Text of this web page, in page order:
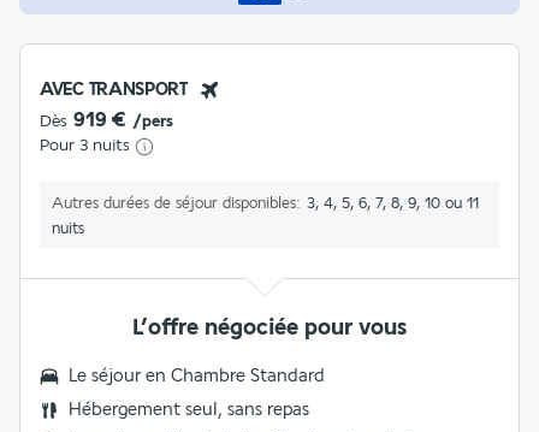
AVEC TRANSPORT
Dès 919 € /pers
Pour 3 nuits
Autres durées de séjour disponibles
3, 4, 5, 6, 7, 8, 9, 10 ou 11
nuits
L’offre négociée pour vous
Le séjour en Chambre Standard
Hébergement seul, sans repas